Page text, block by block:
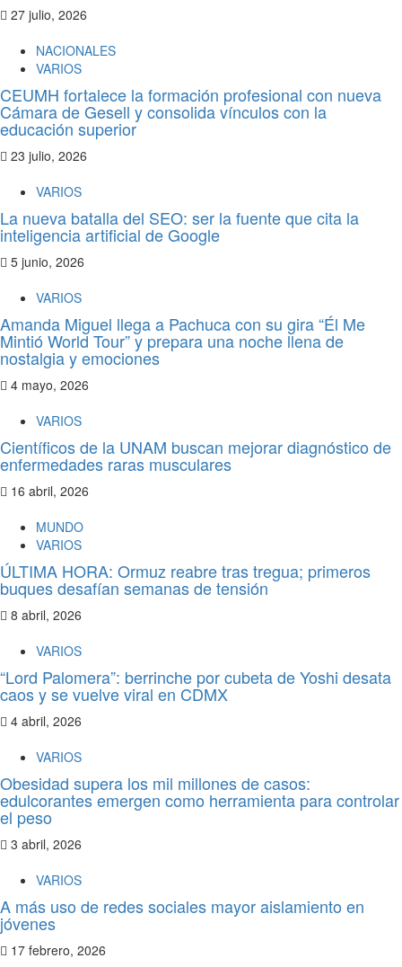
27 julio, 2026
NACIONALES
VARIOS
CEUMH fortalece la formación profesional con nueva
Cámara de Gesell y consolida vínculos con la
educación superior
23 julio, 2026
VARIOS
La nueva batalla del SEO: ser la fuente que cita la
inteligencia artificial de Google
5 junio, 2026
VARIOS
Amanda Miguel llega a Pachuca con su gira “Él Me
Mintió World Tour” y prepara una noche llena de
nostalgia y emociones
4 mayo, 2026
VARIOS
Científicos de la UNAM buscan mejorar diagnóstico de
enfermedades raras musculares
16 abril, 2026
MUNDO
VARIOS
ÚLTIMA HORA: Ormuz reabre tras tregua; primeros
buques desafían semanas de tensión
8 abril, 2026
VARIOS
“Lord Palomera”: berrinche por cubeta de Yoshi desata
caos y se vuelve viral en CDMX
4 abril, 2026
VARIOS
Obesidad supera los mil millones de casos:
edulcorantes emergen como herramienta para controlar
el peso
3 abril, 2026
VARIOS
A más uso de redes sociales mayor aislamiento en
jóvenes
17 febrero, 2026